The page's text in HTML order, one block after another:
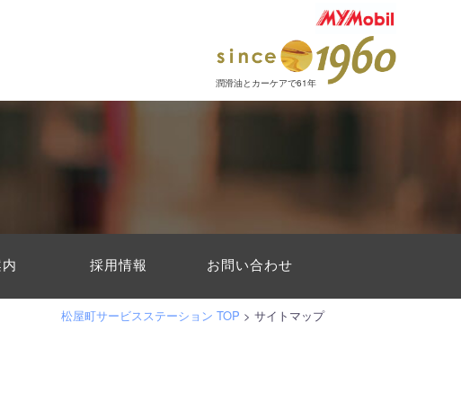
潤滑油とカーケアで61年
採用情報 お問い合わせ
松屋町サービスステーション TOP > サイトマップ